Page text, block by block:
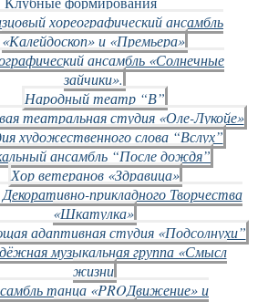
Клубные формирования
хореографический ансамбль
«Калейдоскоп» и «Премьера»
ансамбль «Солнечные
зайчики».
Народный театр “В”
театральная студия «Оле-Лукойе»
художественного слова “Вслух”
ансамбль “После дождя”
Хор ветеранов «Здравица»
прикладного Творчества
«Шкатулка»
адаптивная студия «Подсолнухи”
музыкальная группа «Смысл
жизни
танца «PROДвижение» и